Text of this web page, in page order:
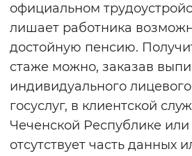
официальном
лишает работника
достойную пенсию.
стаже можно, заказав
индивидуального
госуслуг, в клиентской
Чеченской Республике
отсутствует часть данных